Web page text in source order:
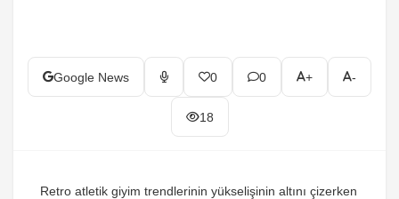
Google News 0 0 + -
18
Retro atletik giyim trendlerinin yükselişinin altını çizerken